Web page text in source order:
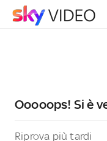
Ooooops! Si è
Riprova più tardi